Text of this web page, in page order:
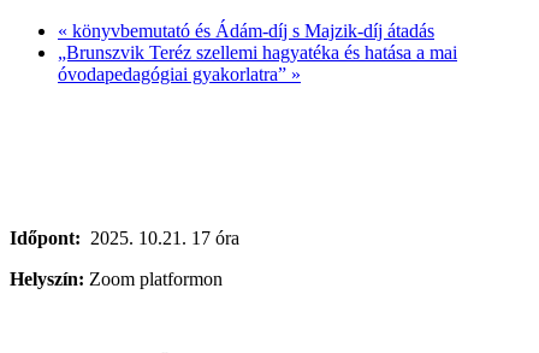
« könyvbemutató és Ádám-díj s Majzik-díj átadás
„Brunszvik Teréz szellemi hagyatéka és hatása a mai
óvodapedagógiai gyakorlatra” »
Időpont: 2025. 10.21. 17 óra
Helyszín: Zoom platformon